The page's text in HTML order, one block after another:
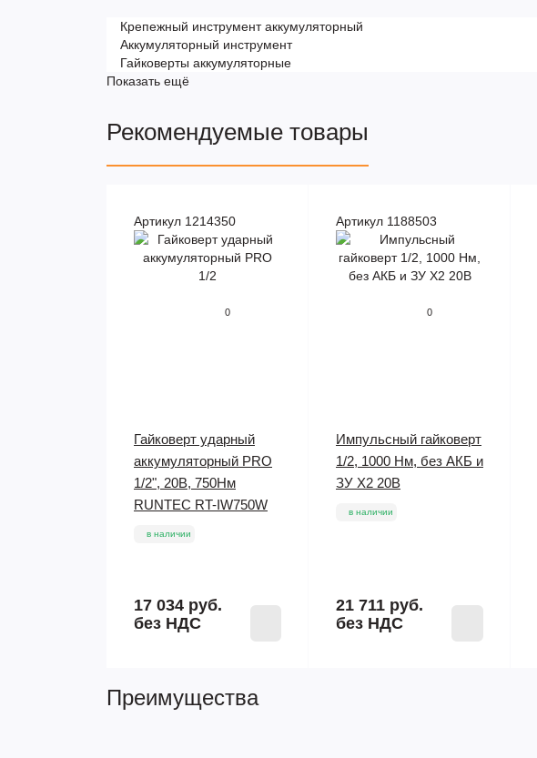
Крепежный инструмент аккумуляторный
Аккумуляторный инструмент
Гайковерты аккумуляторные
Показать ещё
Рекомендуемые товары
Артикул 1214350
0
Гайковерт ударный
аккумуляторный PRO
1/2", 20В, 750Нм
RUNTEC RT-IW750W
в наличии
17 034 руб.
без НДС
Артикул 1188503
0
Импульсный гайковерт
1/2, 1000 Нм, без АКБ и
ЗУ X2 20В
в наличии
21 711 руб.
без НДС
Преимущества